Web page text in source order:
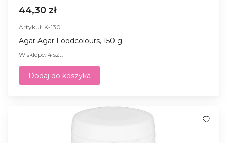
44,30 zł
Artykuł: K-130
Agar Agar Foodcolours, 150 g
W sklepe: 4 szt.
Dodaj do koszyka